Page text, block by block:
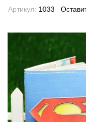
Артикул: 1033